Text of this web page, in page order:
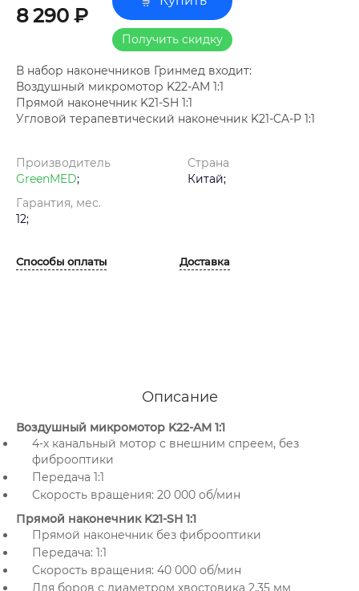
8 290 ₽
Получить скидку
В набор наконечников Гринмед входит:
Воздушный микромотор K22-AM 1:1
Прямой наконечник K21-SH 1:1
Угловой терапевтический наконечник K21-CA-P 1:1
Производитель
GreenMED;
Страна
Китай;
Гарантия, мес.
12;
Способы оплаты Доставка
Описание
Воздушный микромотор K22-AM 1:1
4-х канальный мотор с внешним спреем, без
фиброоптики
Передача 1:1
Скорость вращения: 20 000 об/мин
Прямой наконечник K21-SH 1:1
Прямой наконечник без фиброоптики
Передача: 1:1
Скорость вращения: 40 000 об/мин
Для боров с диаметром хвостовика 2,35 мм